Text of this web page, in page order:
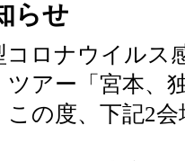
らせ
コロナウイルス
ツアー「宮本、
この度、下記2